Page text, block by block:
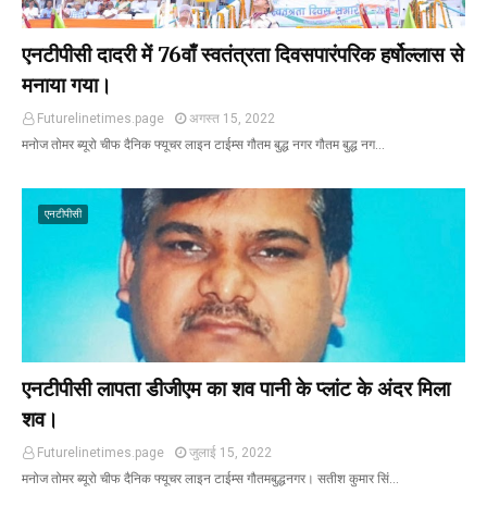
एनटीपीसी दादरी में 76वाँ स्वतंत्रता दिवसपारंपरिक हर्षोल्लास से
मनाया गया।
Futurelinetimes.page
अगस्त 15, 2022
मनोज तोमर ब्यूरो चीफ दैनिक फ्यूचर लाइन टाईम्स गौतम बुद्ध नगर गौतम बुद्ध नग…
एनटीपीसी
एनटीपीसी लापता डीजीएम का शव पानी के प्लांट के अंदर मिला
शव‌।
Futurelinetimes.page
जुलाई 15, 2022
मनोज तोमर ब्यूरो चीफ दैनिक फ्यूचर लाइन टाईम्स गौतमबुद्धनगर। सतीश कुमार सिं…